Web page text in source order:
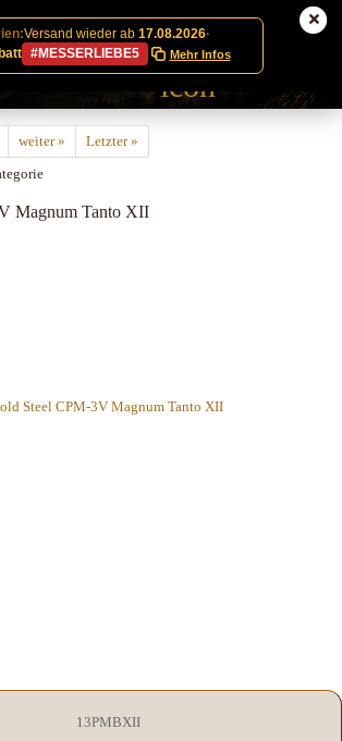
Versand wieder ab 17.08.2026·
#MESSERLIEBE5 Mehr Infos
weiter »
Letzter »
Magnum Tanto XII
13PMBXII